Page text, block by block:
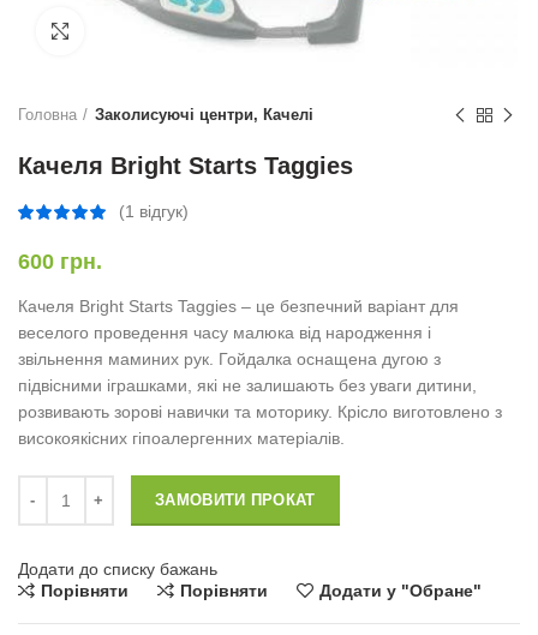
Натисніть, щоб збільшити
Головна Заколисуючі центри, Качелі
Качеля Bright Starts Taggies
(1 відгук)
600 грн.
Качеля Bright Starts Taggies – це безпечний варіант для
веселого проведення часу малюка від народження і
звільнення маминих рук. Гойдалка оснащена дугою з
підвісними іграшками, які не залишають без уваги дитини,
розвивають зорові навички та моторику. Крісло виготовлено з
високоякісних гіпоалергенних матеріалів.
ЗАМОВИТИ ПРОКАТ
Додати до списку бажань
Порівняти
Порівняти Додати у "Обране"